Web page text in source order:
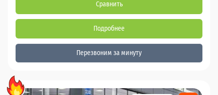
Сравнить
Подробнее
Перезвоним за минуту